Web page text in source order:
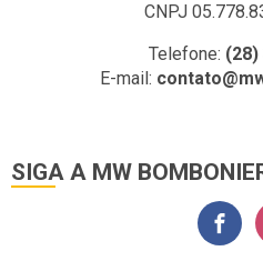
CNPJ
Telefone: (28)
E-mail:
SIGA A MW